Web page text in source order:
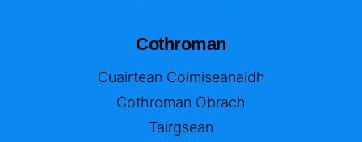
Cothroman
Cuairtean Coimiseanaidh
Cothroman Obrach
Tairgsean